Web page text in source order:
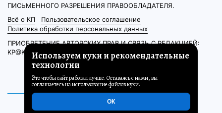
ПИСЬМЕННОГО РАЗРЕШЕНИЯ ПРАВООБЛАДАТЕЛЯ.
Всё о КП
Пользовательское соглашение
Политика обработки персональных данных
ПРИОБРЕТЕНИЕ АВТОРСКИХ ПРАВ И СВЯЗЬ С РЕДАКЦИЕЙ:
KP@KP.RUИспользуем куки и рекомендательные
технологии
Это чтобы сайт работал лучше. Оставаясь с нами, вы
соглашаетесь на использование файлов куки.
ОК